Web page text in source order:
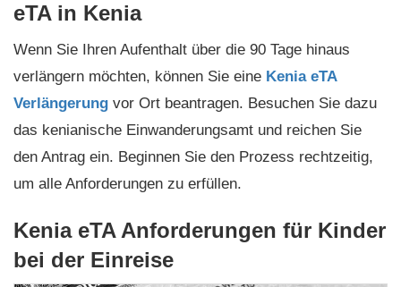
eTA in Kenia
Wenn Sie Ihren Aufenthalt über die 90 Tage hinaus
verlängern möchten, können Sie eine Kenia eTA
Verlängerung vor Ort beantragen. Besuchen Sie dazu
das kenianische Einwanderungsamt und reichen Sie
den Antrag ein. Beginnen Sie den Prozess rechtzeitig,
um alle Anforderungen zu erfüllen.
Kenia eTA Anforderungen für Kinder
bei der Einreise